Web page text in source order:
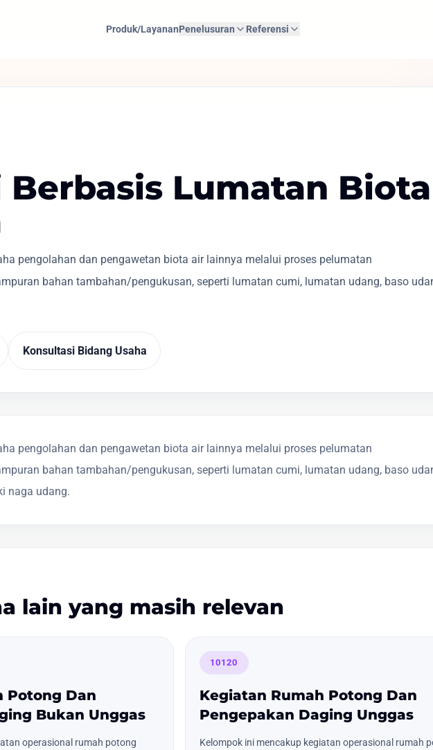
Produk/LayananPenelusuran Referensi
Lumatan
pengolahan dan pengawetan biota air lainnya melalui proses pelumatan
bahan tambahan/pengukusan, seperti lumatan cumi, lumatan udang, baso
Konsultasi Bidang Usaha
pengolahan dan pengawetan biota air lainnya melalui proses pelumatan
bahan tambahan/pengukusan, seperti lumatan cumi, lumatan udang, baso
naga udang.
lain yang masih relevan
Potong Dan
Bukan Unggas
operasional rumah potong
10120
Kegiatan Rumah Potong Dan
Pengepakan Daging Unggas
Kelompok ini mencakup kegiatan operasional rumah